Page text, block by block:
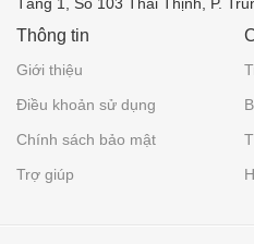
Thông tin
Giới thiệu
Điều khoản sử dụng
Chính sách bảo mật
Trợ giúp